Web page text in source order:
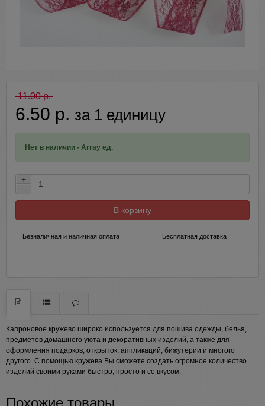
11.00 р.
6.50 р. за 1 единицу
Нет в наличии - Array ед.
+
−
В корзину
Безналичная и наличная оплата Бесплатная доставка
Капроновое кружево широко используется для пошива одежды, белья,
предметов домашнего уюта и декоративных изделий, а также для
оформления подарков, открыток, аппликаций, бижутерии и многого
другого. С помощью кружева Вы сможете создать огромное количество
изделий своими руками быстро, просто и со вкусом.
Похожие товары